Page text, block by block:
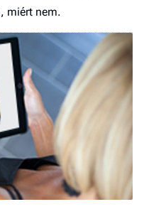
miért nem.